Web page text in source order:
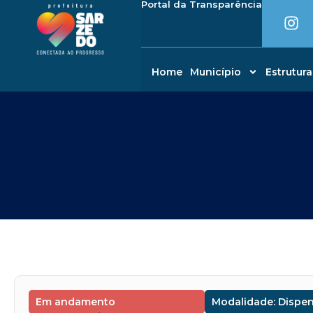
conteúdo Portal da Transparência
n
t
a
Home Município Estrutura
Em andamento Modalidade: